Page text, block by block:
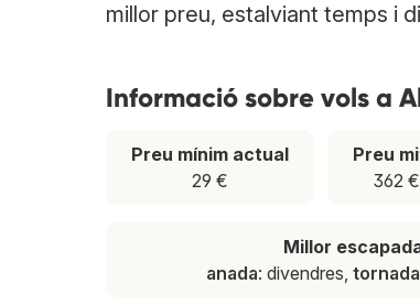
millor preu, estalviant temps i
Informació sobre vols a
Preu mínim actual
29 €
Preu
362 €
Millor
anada: divendres,tornada